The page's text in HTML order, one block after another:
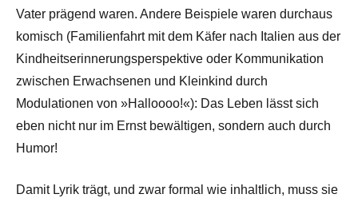
Vater prägend waren. Andere Beispiele waren durchaus
komisch (Familienfahrt mit dem Käfer nach Italien aus der
Kindheitserinnerungsperspektive oder Kommunikation
zwischen Erwachsenen und Kleinkind durch
Modulationen von »Halloooo!«): Das Leben lässt sich
eben nicht nur im Ernst bewältigen, sondern auch durch
Humor!
Damit Lyrik trägt, und zwar formal wie inhaltlich, muss sie